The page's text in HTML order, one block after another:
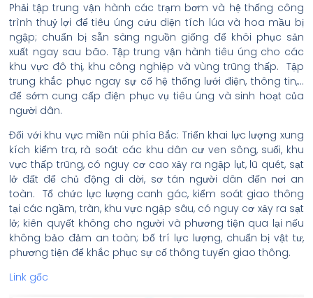
Phải tập trung vận hành các trạm bơm và hệ thống công
trình thuỷ lợi để tiêu úng cứu diện tích lúa và hoa mầu bị
ngập; chuẩn bị sẵn sàng nguồn giống để khôi phục sản
xuất ngay sau bão. Tập trung vận hành tiêu úng cho các
khu vực đô thị, khu công nghiệp và vùng trũng thấp. Tập
trung khắc phục ngay sự cố hệ thống lưới điện, thông tin,…
để sớm cung cấp điện phục vụ tiêu úng và sinh hoạt của
người dân.
Đối với khu vực miền núi phía Bắc: Triển khai lực lượng xung
kích kiểm tra, rà soát các khu dân cư ven sông, suối, khu
vực thấp trũng, có nguy cơ cao xảy ra ngập lụt, lũ quét, sạt
lở đất để chủ động di dời, sơ tán người dân đến nơi an
toàn. Tổ chức lực lượng canh gác, kiểm soát giao thông
tại các ngầm, tràn, khu vực ngập sâu, có nguy cơ xảy ra sạt
lở; kiên quyết không cho người và phương tiện qua lại nếu
không bảo đảm an toàn; bố trí lực lượng, chuẩn bị vật tư,
phương tiện để khắc phục sự cố thông tuyến giao thông.
Link gốc